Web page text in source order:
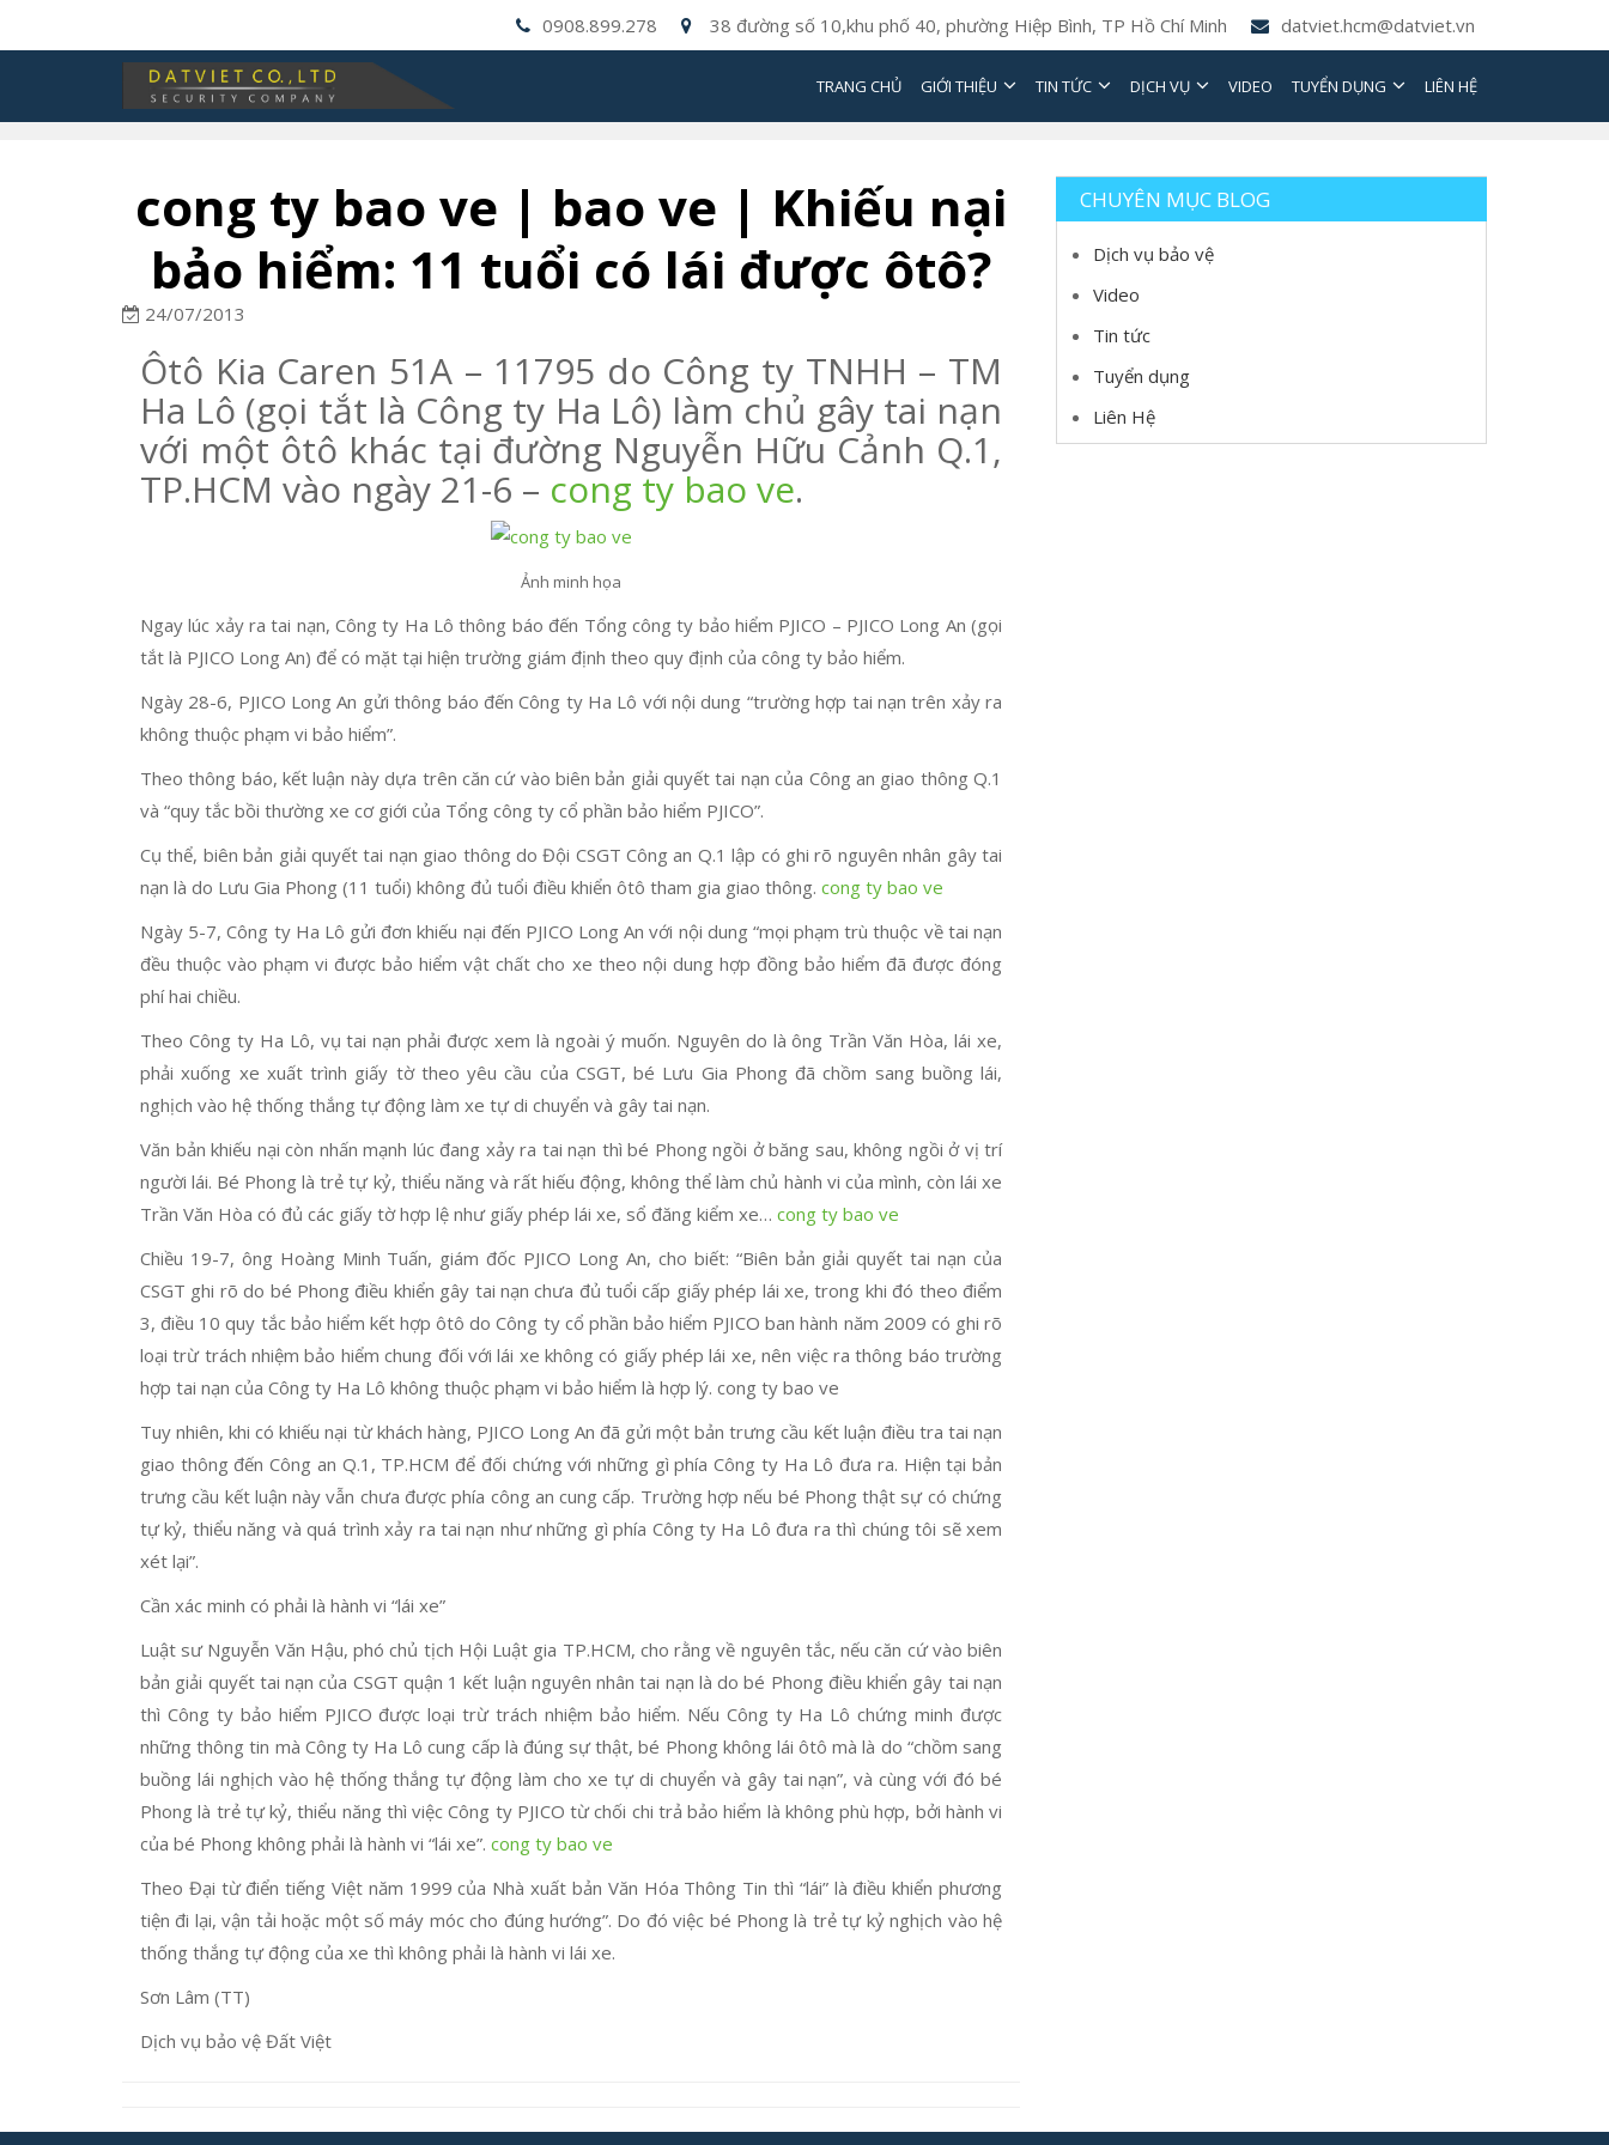
0908.899.278 38 đường số 10,khu phố 40, phường Hiệp Bình, TP Hồ Chí Minh datviet.hcm@datviet.vn
TRANG CHỦ GIỚI THIỆU TIN TỨC DỊCH VỤ VIDEO TUYỂN DỤNG LIÊN HỆ
cong ty bao ve | bao ve | Khiếu nại
bảo hiểm: 11 tuổi có lái được ôtô?
24/07/2013
Ôtô Kia Caren 51A – 11795 do Công ty TNHH – TM
Ha Lô (gọi tắt là Công ty Ha Lô) làm chủ gây tai nạn
với một ôtô khác tại đường Nguyễn Hữu Cảnh Q.1,
TP.HCM vào ngày 21-6 – cong ty bao ve.
Ảnh minh họa
Ngay lúc xảy ra tai nạn, Công ty Ha Lô thông báo đến Tổng công ty bảo hiểm PJICO – PJICO Long An (gọi
tắt là PJICO Long An) để có mặt tại hiện trường giám định theo quy định của công ty bảo hiểm.
Ngày 28-6, PJICO Long An gửi thông báo đến Công ty Ha Lô với nội dung “trường hợp tai nạn trên xảy ra
không thuộc phạm vi bảo hiểm”.
Theo thông báo, kết luận này dựa trên căn cứ vào biên bản giải quyết tai nạn của Công an giao thông Q.1
và “quy tắc bồi thường xe cơ giới của Tổng công ty cổ phần bảo hiểm PJICO”.
Cụ thể, biên bản giải quyết tai nạn giao thông do Đội CSGT Công an Q.1 lập có ghi rõ nguyên nhân gây tai
nạn là do Lưu Gia Phong (11 tuổi) không đủ tuổi điều khiển ôtô tham gia giao thông. cong ty bao ve
Ngày 5-7, Công ty Ha Lô gửi đơn khiếu nại đến PJICO Long An với nội dung “mọi phạm trù thuộc về tai nạn
đều thuộc vào phạm vi được bảo hiểm vật chất cho xe theo nội dung hợp đồng bảo hiểm đã được đóng
phí hai chiều.
Theo Công ty Ha Lô, vụ tai nạn phải được xem là ngoài ý muốn. Nguyên do là ông Trần Văn Hòa, lái xe,
phải xuống xe xuất trình giấy tờ theo yêu cầu của CSGT, bé Lưu Gia Phong đã chồm sang buồng lái,
nghịch vào hệ thống thắng tự động làm xe tự di chuyển và gây tai nạn.
Văn bản khiếu nại còn nhấn mạnh lúc đang xảy ra tai nạn thì bé Phong ngồi ở băng sau, không ngồi ở vị trí
người lái. Bé Phong là trẻ tự kỷ, thiểu năng và rất hiếu động, không thể làm chủ hành vi của mình, còn lái xe
Trần Văn Hòa có đủ các giấy tờ hợp lệ như giấy phép lái xe, sổ đăng kiểm xe… cong ty bao ve
Chiều 19-7, ông Hoàng Minh Tuấn, giám đốc PJICO Long An, cho biết: “Biên bản giải quyết tai nạn của
CSGT ghi rõ do bé Phong điều khiển gây tai nạn chưa đủ tuổi cấp giấy phép lái xe, trong khi đó theo điểm
3, điều 10 quy tắc bảo hiểm kết hợp ôtô do Công ty cổ phần bảo hiểm PJICO ban hành năm 2009 có ghi rõ
loại trừ trách nhiệm bảo hiểm chung đối với lái xe không có giấy phép lái xe, nên việc ra thông báo trường
hợp tai nạn của Công ty Ha Lô không thuộc phạm vi bảo hiểm là hợp lý. cong ty bao ve
Tuy nhiên, khi có khiếu nại từ khách hàng, PJICO Long An đã gửi một bản trưng cầu kết luận điều tra tai nạn
giao thông đến Công an Q.1, TP.HCM để đối chứng với những gì phía Công ty Ha Lô đưa ra. Hiện tại bản
trưng cầu kết luận này vẫn chưa được phía công an cung cấp. Trường hợp nếu bé Phong thật sự có chứng
tự kỷ, thiểu năng và quá trình xảy ra tai nạn như những gì phía Công ty Ha Lô đưa ra thì chúng tôi sẽ xem
xét lại”.
Cần xác minh có phải là hành vi “lái xe”
Luật sư Nguyễn Văn Hậu, phó chủ tịch Hội Luật gia TP.HCM, cho rằng về nguyên tắc, nếu căn cứ vào biên
bản giải quyết tai nạn của CSGT quận 1 kết luận nguyên nhân tai nạn là do bé Phong điều khiển gây tai nạn
thì Công ty bảo hiểm PJICO được loại trừ trách nhiệm bảo hiểm. Nếu Công ty Ha Lô chứng minh được
những thông tin mà Công ty Ha Lô cung cấp là đúng sự thật, bé Phong không lái ôtô mà là do “chồm sang
buồng lái nghịch vào hệ thống thắng tự động làm cho xe tự di chuyển và gây tai nạn”, và cùng với đó bé
Phong là trẻ tự kỷ, thiểu năng thì việc Công ty PJICO từ chối chi trả bảo hiểm là không phù hợp, bởi hành vi
của bé Phong không phải là hành vi “lái xe”. cong ty bao ve
Theo Đại từ điển tiếng Việt năm 1999 của Nhà xuất bản Văn Hóa Thông Tin thì “lái” là điều khiển phương
tiện đi lại, vận tải hoặc một số máy móc cho đúng hướng”. Do đó việc bé Phong là trẻ tự kỷ nghịch vào hệ
thống thắng tự động của xe thì không phải là hành vi lái xe.
Sơn Lâm (TT)
Dịch vụ bảo vệ Đất Việt
CHUYÊN MỤC BLOG
Dịch vụ bảo vệ
Video
Tin tức
Tuyển dụng
Liên Hệ